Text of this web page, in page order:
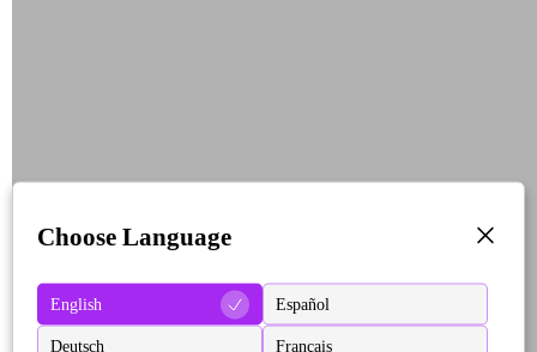
Choose Language
English Español
Deutsch Français